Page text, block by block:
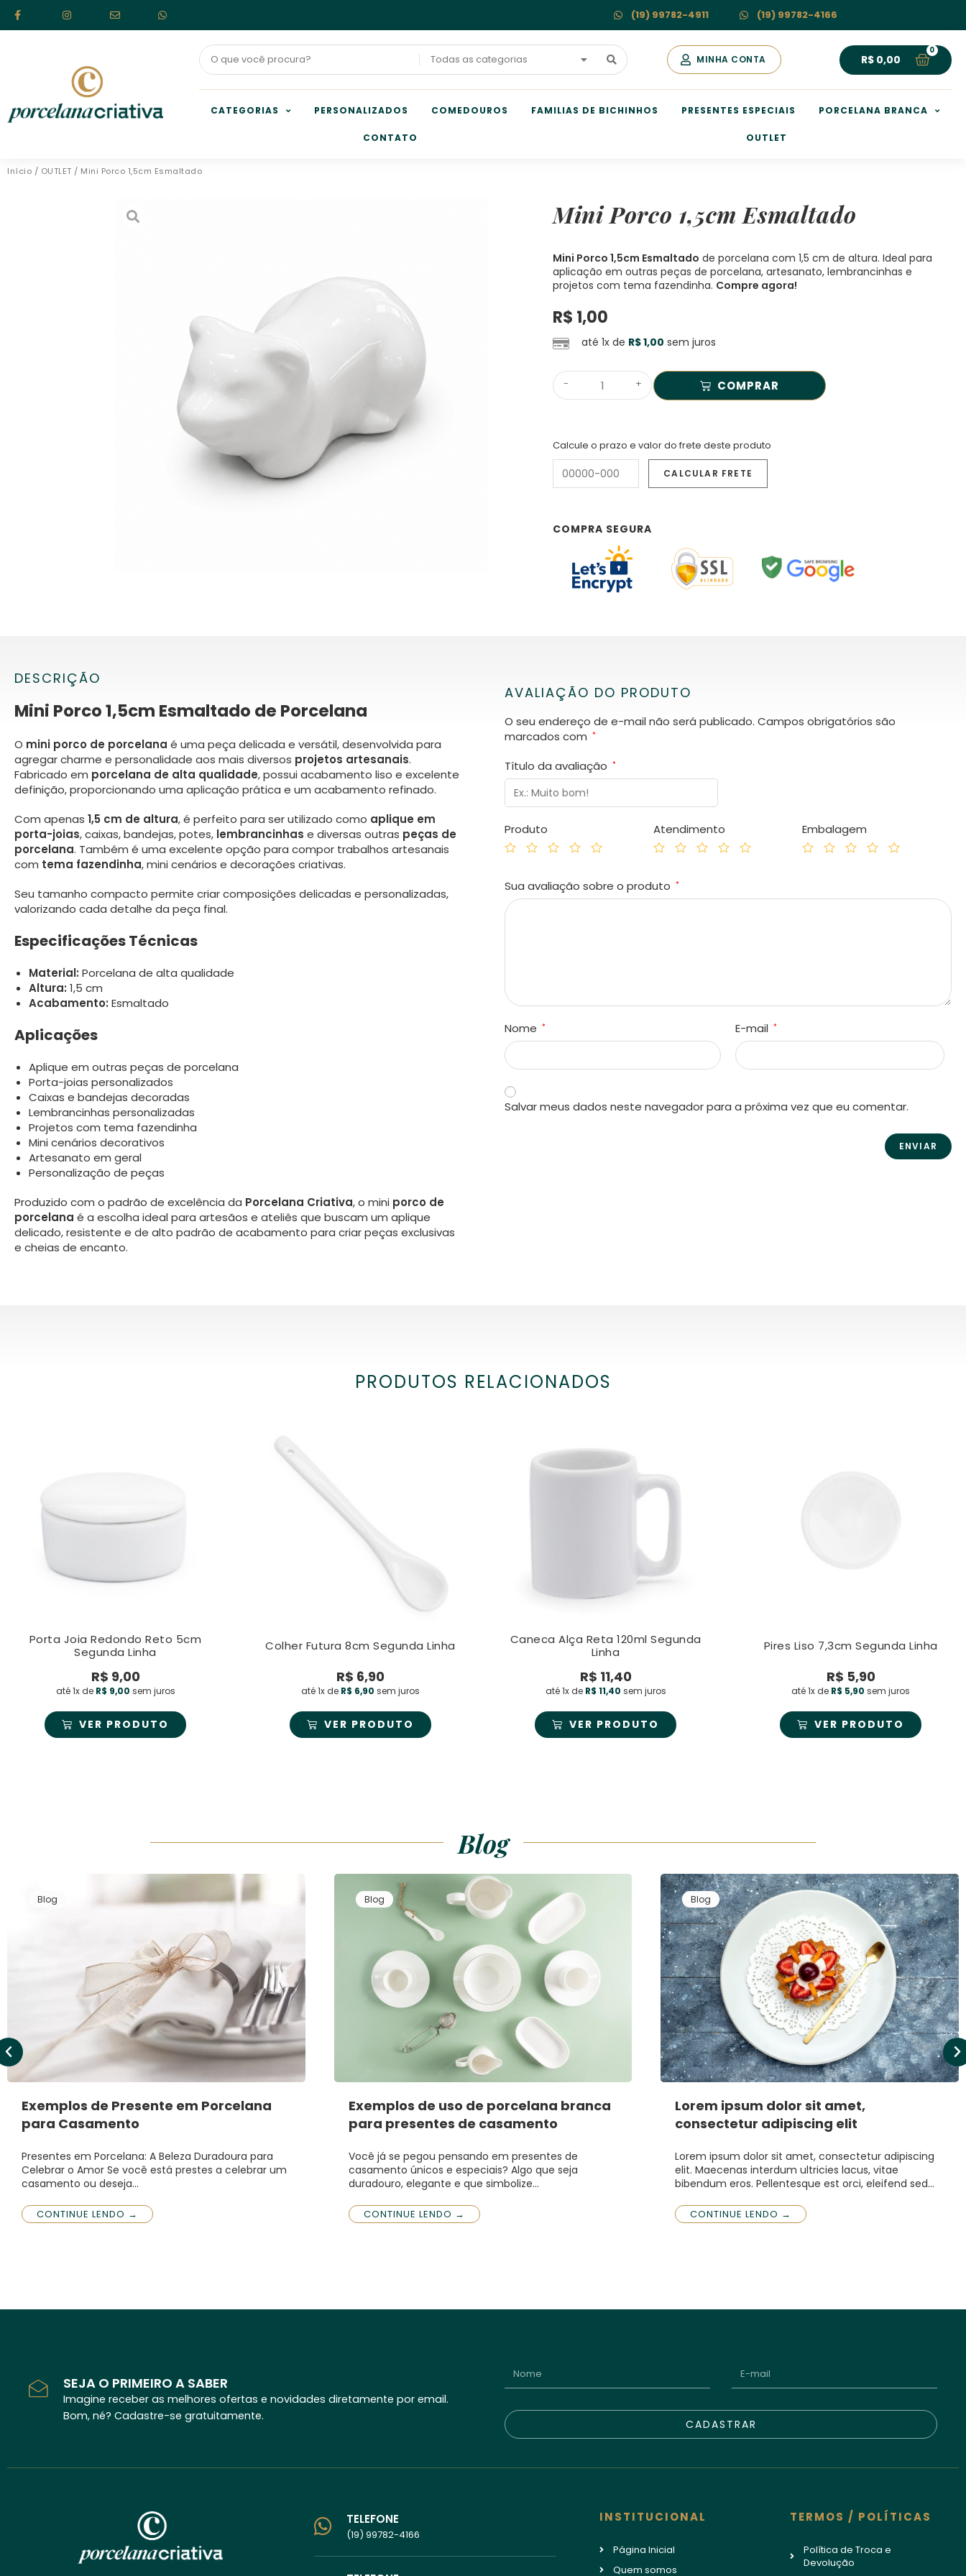
(19) 99782-4911 (19) 99782-4166
Todas as categorias MINHA CONTA R$0,00
CATEGORIAS PERSONALIZADOS COMEDOUROS FAMILIAS DE BICHINHOS PRESENTES ESPECIAIS PORCELANA BRANCA
CONTATO OUTLET
Início / OUTLET / Mini Porco 1,5cm Esmaltado
Mini Porco 1,5cm Esmaltado
Mini Porco 1,5cm Esmaltado de porcelana com 1,5 cm de altura. Ideal para
aplicação em outras peças de porcelana, artesanato, lembrancinhas e
projetos com tema fazendinha. Compre agora!
R$ 1,00
até 1x de R$1,00 sem juros
- + COMPRAR
Calcule o prazo e valor do frete deste produto
COMPRA SEGURA
DESCRIÇÃO
Mini Porco 1,5cm Esmaltado de Porcelana
O mini porco de porcelana é uma peça delicada e versátil, desenvolvida para
agregar charme e personalidade aos mais diversos projetos artesanais.
Fabricado em porcelana de alta qualidade, possui acabamento liso e excelente
definição, proporcionando uma aplicação prática e um acabamento refinado.
Com apenas 1,5 cm de altura, é perfeito para ser utilizado como aplique em
porta-joias, caixas, bandejas, potes, lembrancinhas e diversas outras peças de
porcelana. Também é uma excelente opção para compor trabalhos artesanais
com tema fazendinha, mini cenários e decorações criativas.
Seu tamanho compacto permite criar composições delicadas e personalizadas,
valorizando cada detalhe da peça final.
Especificações Técnicas
Material: Porcelana de alta qualidade
Altura: 1,5 cm
Acabamento: Esmaltado
Aplicações
Aplique em outras peças de porcelana
Porta-joias personalizados
Caixas e bandejas decoradas
Lembrancinhas personalizadas
Projetos com tema fazendinha
Mini cenários decorativos
Artesanato em geral
Personalização de peças
Produzido com o padrão de excelência da Porcelana Criativa, o mini porco de
porcelana é a escolha ideal para artesãos e ateliês que buscam um aplique
delicado, resistente e de alto padrão de acabamento para criar peças exclusivas
e cheias de encanto.
AVALIAÇÃO DO PRODUTO
O seu endereço de e-mail não será publicado. Campos obrigatórios são
marcados com *
Título da avaliação *
Produto Atendimento Embalagem
Sua avaliação sobre o produto *
Nome * E-mail *
Salvar meus dados neste navegador para a próxima vez que eu comentar.
PRODUTOS RELACIONADOS
Porta Joia Redondo Reto 5cm
Segunda Linha
R$ 9,00
até 1x de R$ 9,00 sem juros
VER PRODUTO
Colher Futura 8cm Segunda Linha
R$ 6,90
até 1x de R$ 6,90 sem juros
VER PRODUTO
Caneca Alça Reta 120ml Segunda
Linha
R$ 11,40
até 1x de R$ 11,40 sem juros
VER PRODUTO
Pires Liso 7,3cm Segunda Linha
R$ 5,90
até 1x de R$ 5,90 sem juros
VER PRODUTO
Blog
Blog
Exemplos de Presente em Porcelana
para Casamento
Presentes em Porcelana: A Beleza Duradoura para
Celebrar o Amor Se você está prestes a celebrar um
casamento ou deseja…
CONTINUE LENDO →
Blog
Exemplos de uso de porcelana branca
para presentes de casamento
Você já se pegou pensando em presentes de
casamento únicos e especiais? Algo que seja
duradouro, elegante e que simbolize…
CONTINUE LENDO →
Blog
Lorem ipsum dolor sit amet,
consectetur adipiscing elit
Lorem ipsum dolor sit amet, consectetur adipiscing
elit. Maecenas interdum ultricies lacus, vitae
bibendum eros. Pellentesque est orci, eleifend sed…
CONTINUE LENDO →
SEJA O PRIMEIRO A SABER
Imagine receber as melhores ofertas e novidades diretamente por email.
Bom, né? Cadastre-se gratuitamente.
CADASTRAR
TELEFONE
(19) 99782-4166
INSTITUCIONAL
Página Inicial
Quem somos
TERMOS / POLÍTICAS
Política de Troca e
Devolução